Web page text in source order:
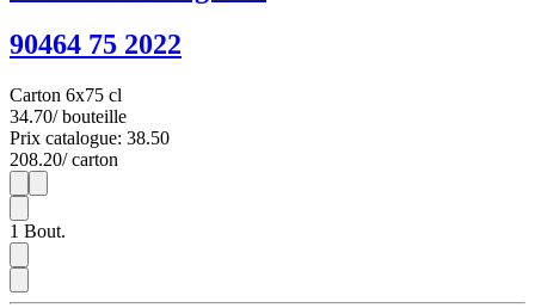
90464 75 2022
Carton 6x75 cl
34.70/ bouteille
Prix catalogue: 38.50
208.20/ carton
1
1 Bout.